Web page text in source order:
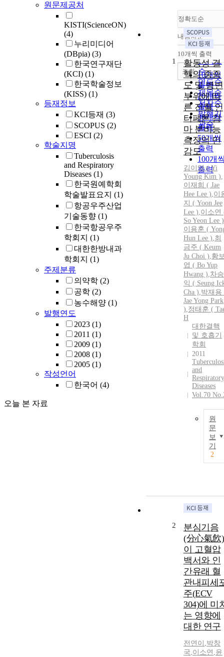
원문제공처
KISTI(ScienceON)
(4)
누리미디어
(DBpia) (3)
한국연구재단
(KCI) (1)
한국학술정보
(KISS) (1)
등재정보
KCI등재 (3)
SCOPUS (2)
ESCI (2)
학술지명
Tuberculosis
and Respiratory
Diseases (1)
한국원예학회
학술발표요지 (1)
항공우주산업
기술동향 (1)
한국항공우주
학회지 (1)
대한한방내과
학회지 (1)
주제분류
의약학 (2)
공학 (2)
농수해양 (1)
발행연도
2023 (1)
2011 (1)
2009 (1)
2008 (1)
2005 (1)
작성언어
한국어 (4)
오늘 본 자료
정확도순
정확도
순
인기도
순
연도순
제목순
저자순
발행기
관순
내림차순
내림차
10개씩 출력
10개씩
출력
20개씩
출력
30개씩
출력
50개씩
출력
100개
출력
조회
1
활동성 결
핵의 중증
도 및 병변
부위에 따
른 전혈 인
터페론 감
마 분비능
측정의 민
감도
김이영 (Yi
Young Kim ),
이재희 ( Jae
Hee Lee ),이
지 ( Yoon Jee
Lee ),이소연
So Yeon Lee )
이용훈 (
Hun Lee ),최
금주 ( Keum
Ju Choi ),황
엽 ( Bo Yup
Hwang ),차승
익 ( Seung
Cha ),박재용
Jae Yong Park
),정태훈 (
H
대한결핵
및 호흡기
학회
2011
and
Respiratory
Diseases
Vol.70
원
문
보
기
2
2
분심기음
(分心氣飮)
이 고혈압
백서와 인
간유래 혈
관내피세
주(ECV
304)에 미
는 영향에
대한 연구
전연이 ,박창
국,이소연 ,윤